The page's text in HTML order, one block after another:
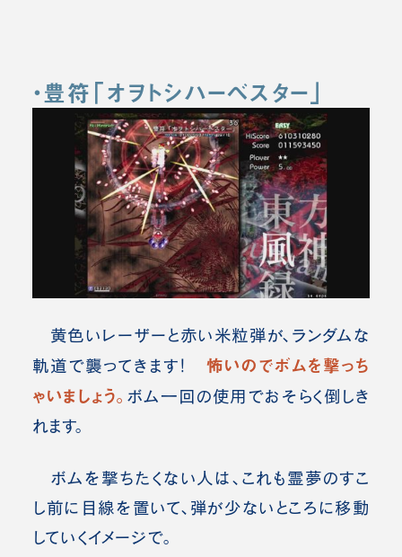
・豊符「オヲトシハーベスター」
黄色いレーザーと赤い米粒弾が、ランダムな
軌道で襲ってきます！怖いのでボムを撃っち
ゃいましょう。 ボム一回の使用でおそらく倒しき
れます。
ボムを撃ちたくない人は、これも霊夢のすこ
し前に目線を置いて、弾が少ないところに移動
していくイメージで。